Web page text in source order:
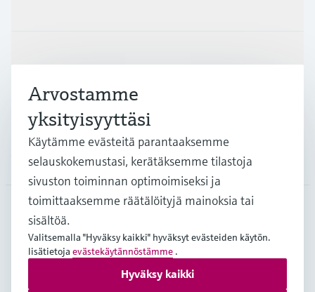
Asiakastuki
Yritys
FIN•
Copyright © Endress+Hauser Group Services AG
Arvostamme
yksityisyyttäsi
Käytämme evästeitä parantaaksemme
selauskokemustasi, kerätäksemme tilastoja
sivuston toiminnan optimoimiseksi ja
toimittaaksemme räätälöityjä mainoksia tai
sisältöä.
Valitsemalla "Hyväksy kaikki" hyväksyt evästeiden käytön.
lisätietoja evästekäytännöstämme .
Hyväksy kaikki